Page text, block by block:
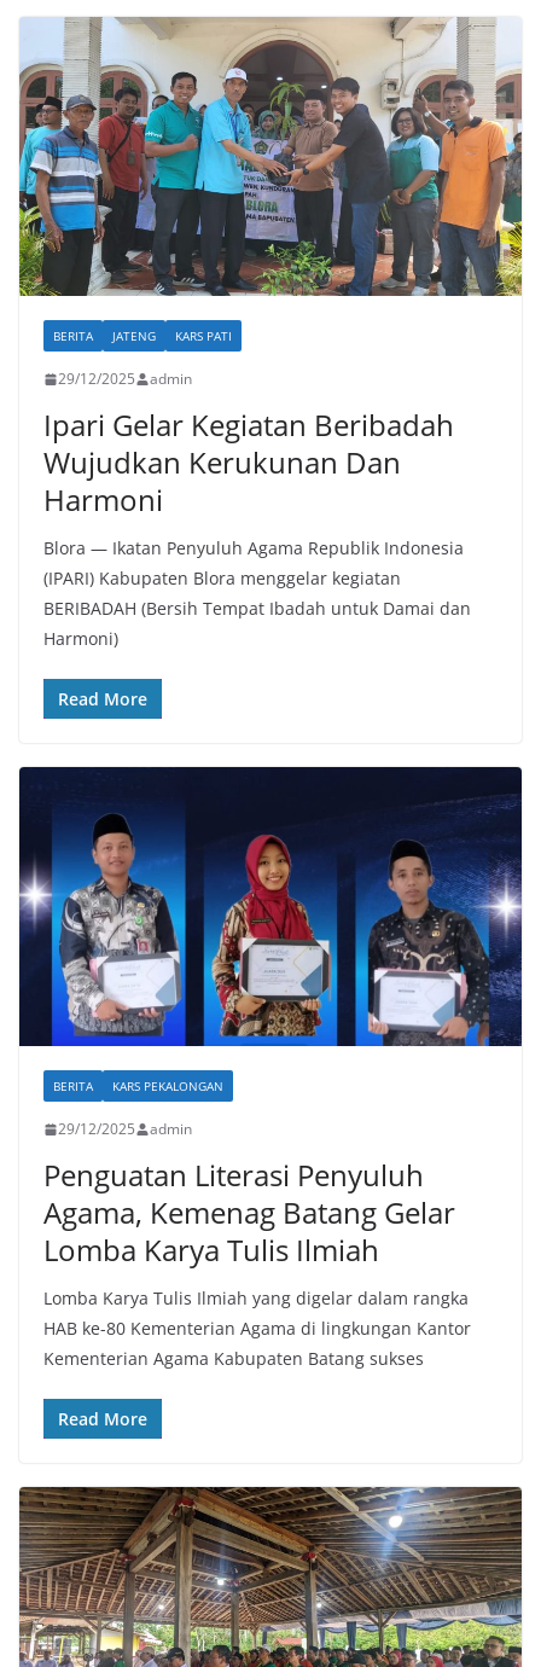
BERITA JATENG KARS PATI
29/12/2025 admin
Ipari Gelar Kegiatan Beribadah
Wujudkan Kerukunan Dan
Harmoni
Blora — Ikatan Penyuluh Agama Republik Indonesia
(IPARI) Kabupaten Blora menggelar kegiatan
BERIBADAH (Bersih Tempat Ibadah untuk Damai dan
Harmoni)
Read More
BERITA KARS PEKALONGAN
29/12/2025 admin
Penguatan Literasi Penyuluh
Agama, Kemenag Batang Gelar
Lomba Karya Tulis Ilmiah
Lomba Karya Tulis Ilmiah yang digelar dalam rangka
HAB ke-80 Kementerian Agama di lingkungan Kantor
Kementerian Agama Kabupaten Batang sukses
Read More